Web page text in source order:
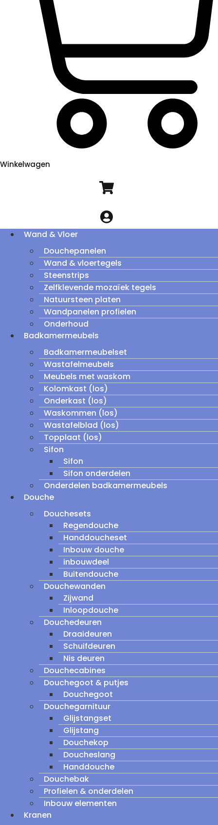
Winkelwagen
Wand & Vloer
Douchepanelen
Wand & vloertegels
Steenstrips
Zelfklevende mozaïek tegels
Natuursteen platen
Wandpanelen profielen
Onderhoud
Badkamermeubels
Badkamermeubelset
Wastafelmeubels
Meubels met waskom
Kolomkast (los)
Onderkast (los)
Waskommen (los)
Wastafelblad (los)
Topplaat (los)
Sifon
Sifon
Sifon onderdelen
Onderdelen badkamermeubels
Douche
Douchesets
Regendouche
Handdoucheset
Inbouw douche
inbouwdeel
Buitendouche
Douchewanden
Zijwand
Inloopdouche
Douchedeuren
Draaideuren
Schuifdeuren
Nis deuren
Douchecabines
Douchegoot & putjes
Douchegoot
Douchegarnituur
Glijstangset
Glijstang
Douchekop
Doucheslang
Handdouche
Douchebak
Profielen & onderdelen
Inbouw elementen
Kranen